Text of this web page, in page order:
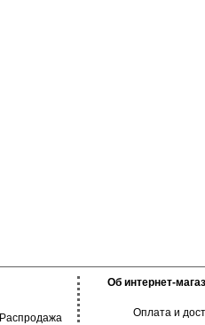
Распродажа
Об интернет-
Оплата и